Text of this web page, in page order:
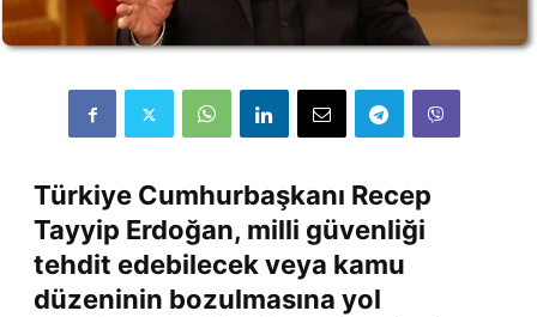
Türkiye Cumhurbaşkanı Recep
Tayyip Erdoğan, milli güvenliği
tehdit edebilecek veya kamu
düzeninin bozulmasına yol